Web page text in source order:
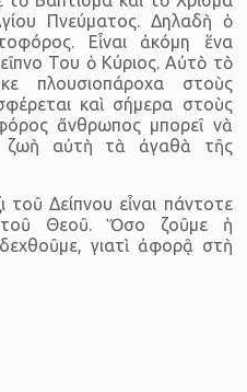
Πνεύματος. Δηλαδὴ ὁ
Εἶναι ἀκόμη ἕνα
Του ὁ Κύριος. Αὐτὸ τὸ
πλουσιοπάροχα στοὺς
καὶ σήμερα στοὺς
ἄνθρωπος μπορεῖ νὰ
ζωὴ αὐτὴ τὰ ἀγαθὰ τῆς
τοῦ Δείπνου εἶναι πάντοτε
Θεοῦ. Ὅσο ζοῦμε ἡ
γιατὶ ἀφορᾷ στὴ